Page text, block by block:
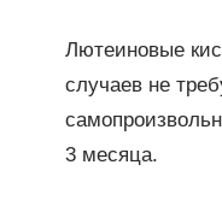
Лютеиновые
случаев не
3 месяца.